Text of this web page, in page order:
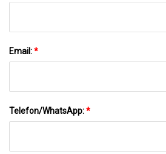
Email:*
Telefon/WhatsApp:*